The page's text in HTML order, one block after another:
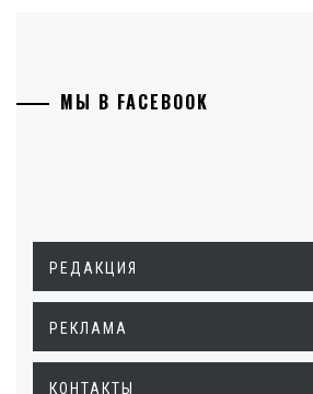
МЫ В FACEBOOK
РЕДАКЦИЯ
РЕКЛАМА
КОНТАКТЫ